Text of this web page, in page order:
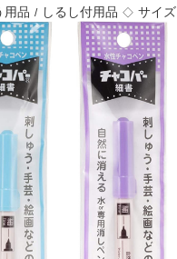
用品 / しるし付用品 ◇ サイズ